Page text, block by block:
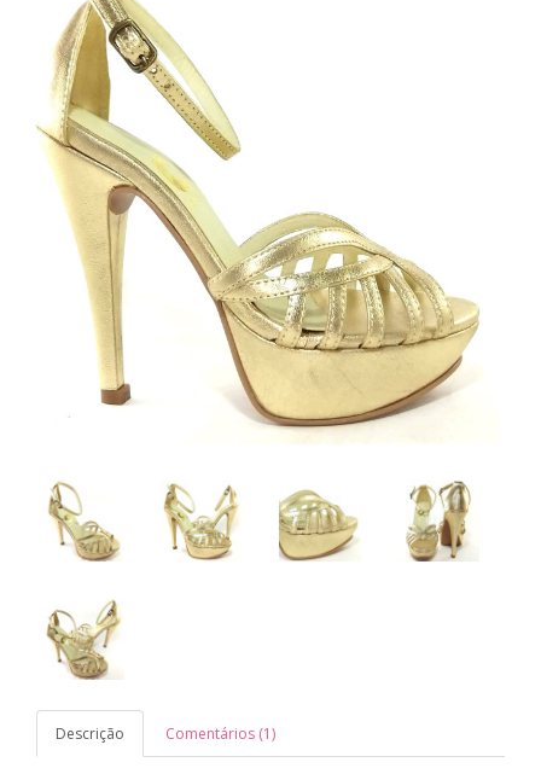
Descrição Comentários (1)